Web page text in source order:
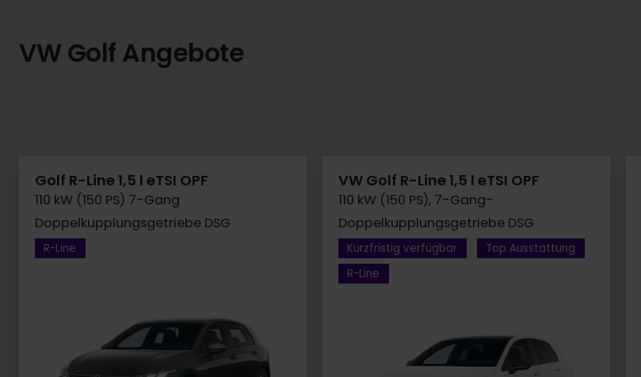
VW Golf Angebote
Golf R-Line 1,5 l eTSI OPF
110 kW (150 PS) 7-Gang
Doppelkupplungsgetriebe DSG
R-Line
VW Golf R-Line 1,5 l eTSI OPF
110 kW (150 PS), 7-Gang-
Doppelkupplungsgetriebe DSG
Kurzfristig verfügbar
Top Ausstattung
R-Line